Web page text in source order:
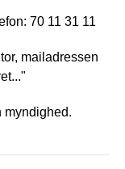
70 11 31 11
mailadressen
myndighed.